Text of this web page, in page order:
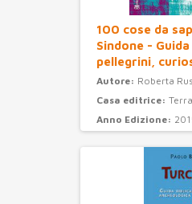
100 cose da
Sindone -
pellegrini,
Autore: Roberta
Casa editrice:
Anno Edizione: